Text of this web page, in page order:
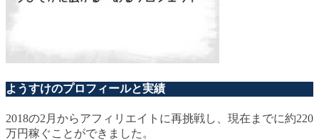
ようすけのプロフィールと実績
2018の2月からアフィリエイトに再挑戦し、現在までに約220
万円稼ぐことができました。